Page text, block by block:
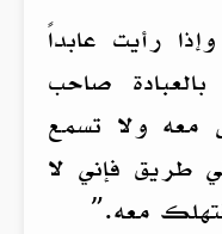
رأيت عابداً
صاحب
ولا تسمع
طريق فإني لا
معه.”